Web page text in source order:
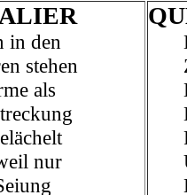
in den
stehen
als
nur